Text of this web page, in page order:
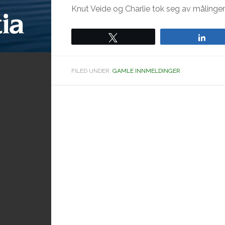
Knut Veide og Charlie tok seg av
FILED UNDER: GAMLE INNMELDINGER